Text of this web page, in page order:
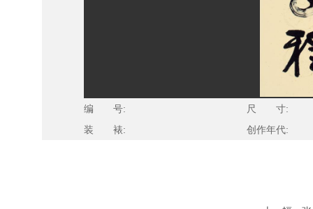
编 号:
尺 寸:
装 裱:
创作年代: